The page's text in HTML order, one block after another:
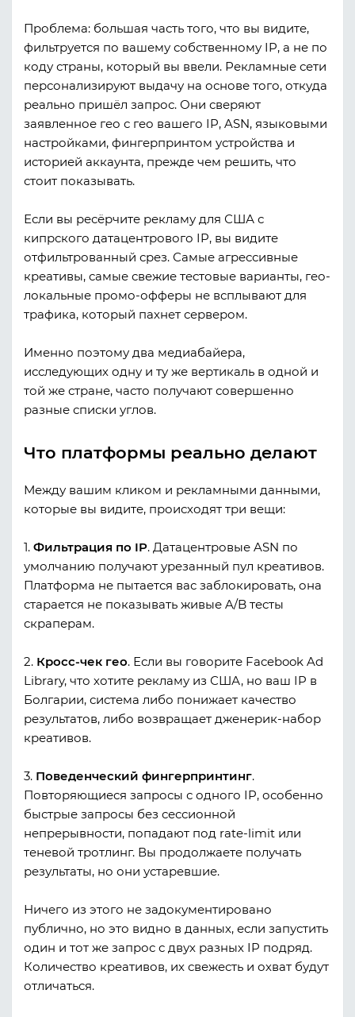
Проблема: большая часть того, что вы видите,
фильтруется по вашему собственному IP, а не по
коду страны, который вы ввели. Рекламные сети
персонализируют выдачу на основе того, откуда
реально пришёл запрос. Они сверяют
заявленное гео с гео вашего IP, ASN, языковыми
настройками, фингерпринтом устройства и
историей аккаунта, прежде чем решить, что
стоит показывать.
Если вы ресёрчите рекламу для США с
кипрского датацентрового IP, вы видите
отфильтрованный срез. Самые агрессивные
креативы, самые свежие тестовые варианты, гео-
локальные промо-офферы не всплывают для
трафика, который пахнет сервером.
Именно поэтому два медиабайера,
исследующих одну и ту же вертикаль в одной и
той же стране, часто получают совершенно
разные списки углов.
Что платформы реально делают
Между вашим кликом и рекламными данными,
которые вы видите, происходят три вещи:
1. Фильтрация по IP. Датацентровые ASN по
умолчанию получают урезанный пул креативов.
Платформа не пытается вас заблокировать, она
старается не показывать живые A/B тесты
скраперам.
2. Кросс-чек гео. Если вы говорите Facebook Ad
Library, что хотите рекламу из США, но ваш IP в
Болгарии, система либо понижает качество
результатов, либо возвращает дженерик-набор
креативов.
3. Поведенческий фингерпринтинг.
Повторяющиеся запросы с одного IP, особенно
быстрые запросы без сессионной
непрерывности, попадают под rate-limit или
теневой тротлинг. Вы продолжаете получать
результаты, но они устаревшие.
Ничего из этого не задокументировано
публично, но это видно в данных, если запустить
один и тот же запрос с двух разных IP подряд.
Количество креативов, их свежесть и охват будут
отличаться.